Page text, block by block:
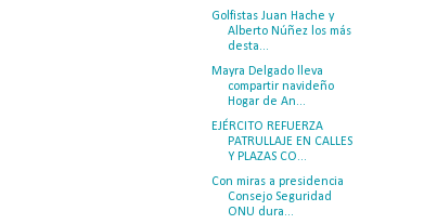
Golfistas Juan Hache y
Alberto Núñez los más
desta...
Mayra Delgado lleva
compartir navideño
Hogar de An...
EJÉRCITO REFUERZA
PATRULLAJE EN CALLES
Y PLAZAS CO...
Con miras a presidencia
Consejo Seguridad
ONU dura...